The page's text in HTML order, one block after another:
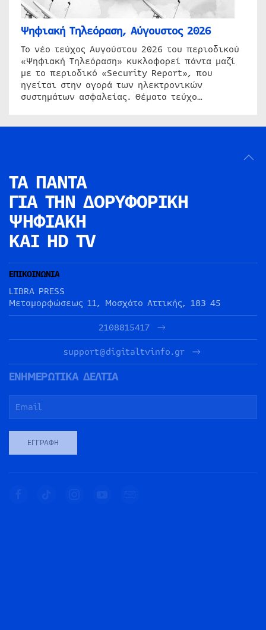
Ψηφιακή Τηλεόραση, Αύγουστος 2026
Το νέο τεύχος Αυγούστου 2026 του περιοδικού
«Ψηφιακή Τηλεόραση» κυκλοφορεί πάντα μαζί
με το περιοδικό «Security Report», που
ηγείται στην αγορά των ηλεκτρονικών
συστημάτων ασφαλείας. Θέματα τεύχο…
ΤΑ ΠΑΝΤΑ
ΓΙΑ ΤΗΝ ΔΟΡΥΦΟΡΙΚΗ
ΨΗΦΙΑΚΗ
ΚΑΙ HD TV
ΕΠΙΚΟΙΝΩΝΙΑ
LIBRA PRESS
Μεταμορφώσεως 11, Μοσχάτο Αττικής, 183 45
2108815417
support@digitaltvinfo.gr
ΕΝΗΜΕΡΩΤΙΚΑ ΔΕΛΤΙΑ
ΕΓΓΡΑΦΉ